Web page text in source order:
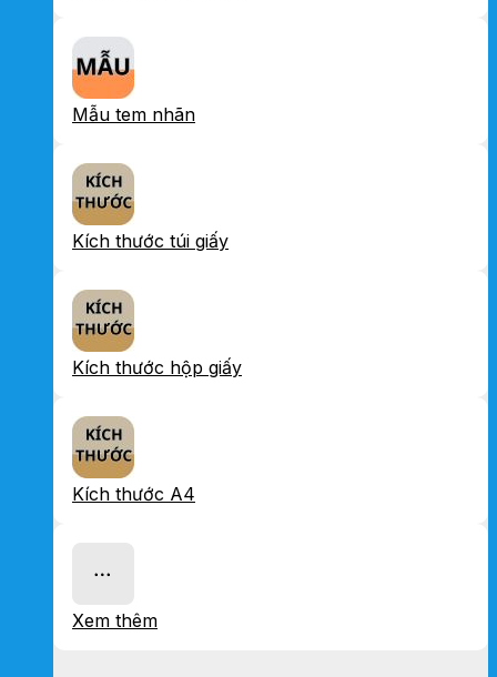
Mẫu tem nhãn
Kích thước túi giấy
Kích thước hộp giấy
Kích thước A4
Xem thêm